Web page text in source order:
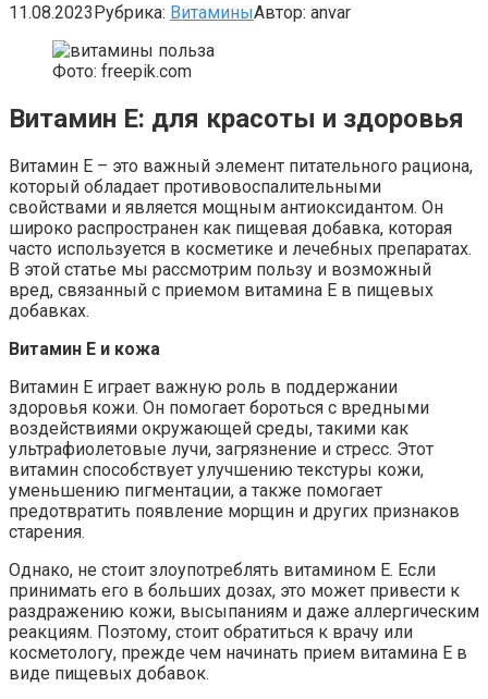
11.08.2023Рубрика: ВитаминыАвтор: anvar
Фото: freepik.com
Витамин E: для красоты и здоровья
Витамин E – это важный элемент питательного рациона,
который обладает противовоспалительными
свойствами и является мощным антиоксидантом. Он
широко распространен как пищевая добавка, которая
часто используется в косметике и лечебных препаратах.
В этой статье мы рассмотрим пользу и возможный
вред, связанный с приемом витамина E в пищевых
добавках.
Витамин E и кожа
Витамин E играет важную роль в поддержании
здоровья кожи. Он помогает бороться с вредными
воздействиями окружающей среды, такими как
ультрафиолетовые лучи, загрязнение и стресс. Этот
витамин способствует улучшению текстуры кожи,
уменьшению пигментации, а также помогает
предотвратить появление морщин и других признаков
старения.
Однако, не стоит злоупотреблять витамином E. Если
принимать его в больших дозах, это может привести к
раздражению кожи, высыпаниям и даже аллергическим
реакциям. Поэтому, стоит обратиться к врачу или
косметологу, прежде чем начинать прием витамина E в
виде пищевых добавок.